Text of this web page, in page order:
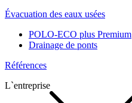
Évacuation des eaux usées
POLO-ECO plus Premium
Drainage de ponts
Références
L`entreprise